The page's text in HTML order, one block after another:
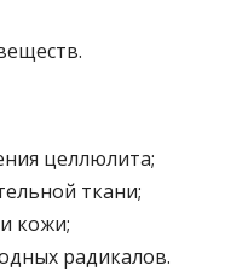
целлюлита;
ткани;
кожи;
радикалов.